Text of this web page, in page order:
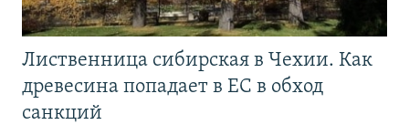
Лиственница сибирская в Чехии. Как
древесина попадает в ЕС в обход
санкций